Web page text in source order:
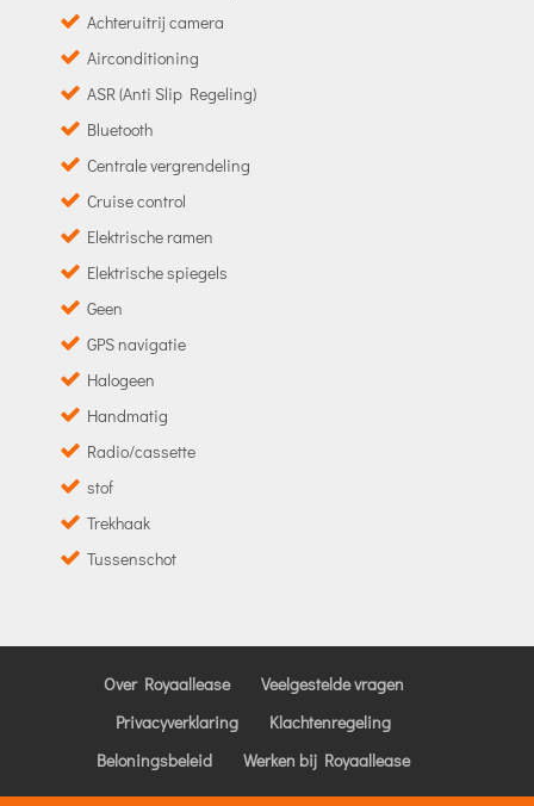
Achteruitrij camera
Airconditioning
ASR (Anti Slip Regeling)
Bluetooth
Centrale vergrendeling
Cruise control
Elektrische ramen
Elektrische spiegels
Geen
GPS navigatie
Halogeen
Handmatig
Radio/cassette
stof
Trekhaak
Tussenschot
Over Royaallease
Veelgestelde vragen
Privacyverklaring
Klachtenregeling
Beloningsbeleid
Werken bij Royaallease